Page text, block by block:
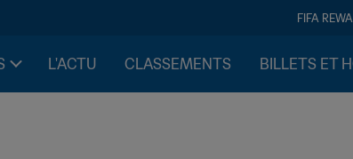
FIFA
L'ACTU CLASSEMENTS BILLETS ET